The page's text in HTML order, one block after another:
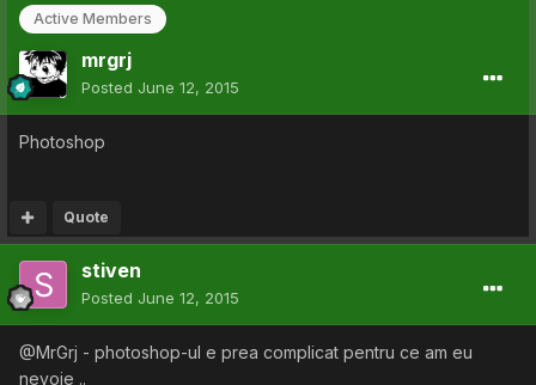
Active Members
mrgrj
Posted June 12, 2015
Photoshop
Quote
stiven
Posted June 12, 2015
@MrGrj - photoshop-ul e prea complicat pentru ce am eu
nevoie ..